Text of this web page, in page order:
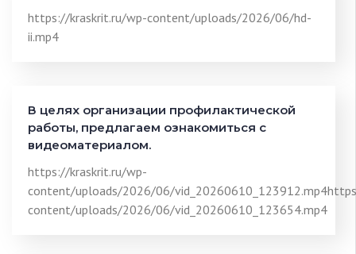
https://kraskrit.ru/wp-content/uploads/2026/06/hd-
ii.mp4
В целях организации профилактической
работы, предлагаем ознакомиться с
видеоматериалом.
https://kraskrit.ru/wp-
content/uploads/2026/06/
content/uploads/2026/06/vid_20260610_123654.mp4